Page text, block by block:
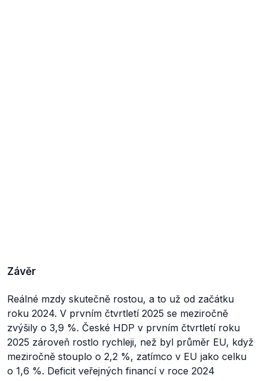
Závěr
Reálné mzdy skutečně rostou, a to už od začátku
roku 2024. V prvním čtvrtletí 2025 se meziročně
zvýšily o 3,9 %. České HDP v prvním čtvrtletí roku
2025 zároveň rostlo rychleji, než byl průměr EU, když
meziročně stouplo o 2,2 %, zatímco v EU jako celku
o 1,6 %. Deficit veřejných financí v roce 2024